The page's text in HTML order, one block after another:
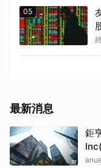
05
最新消息
鉅
估